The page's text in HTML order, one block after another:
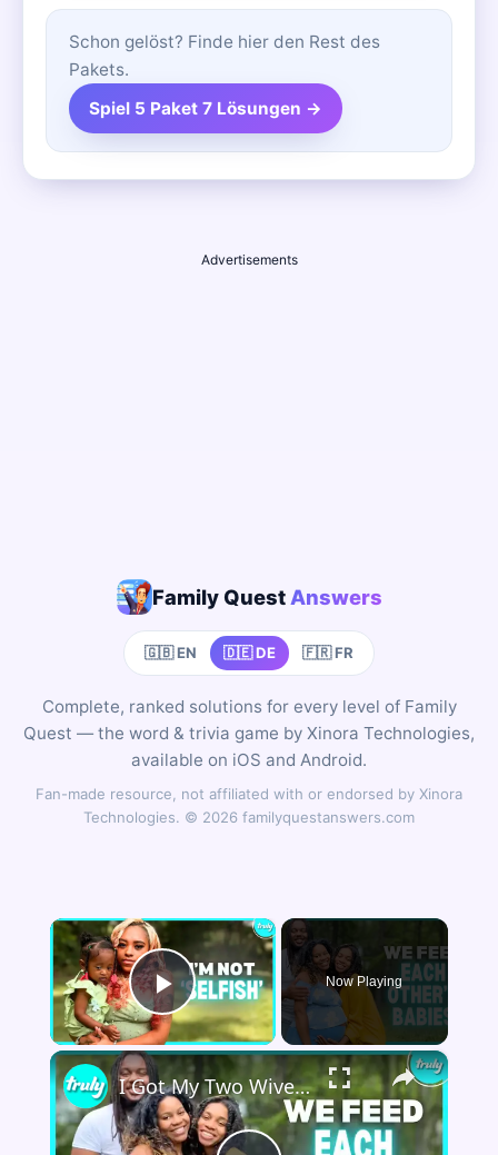
Schon gelöst? Finde hier den Rest des
Pakets.
Spiel 5 Paket 7 Lösungen →
Advertisements
Family Quest Answers
🇬🇧 EN 🇩🇪 DE 🇫🇷 FR
Complete, ranked solutions for every level of Family
Quest — the word & trivia game by Xinora Technologies,
available on iOS and Android.
Fan-made resource, not affiliated with or endorsed by Xinora
Technologies. © 2026 familyquestanswers.com
×
Play Video
Now Playing
×
I Got My Two Wives Pregnant At The Same Time | MY EXTRAORDINARY FAMILY